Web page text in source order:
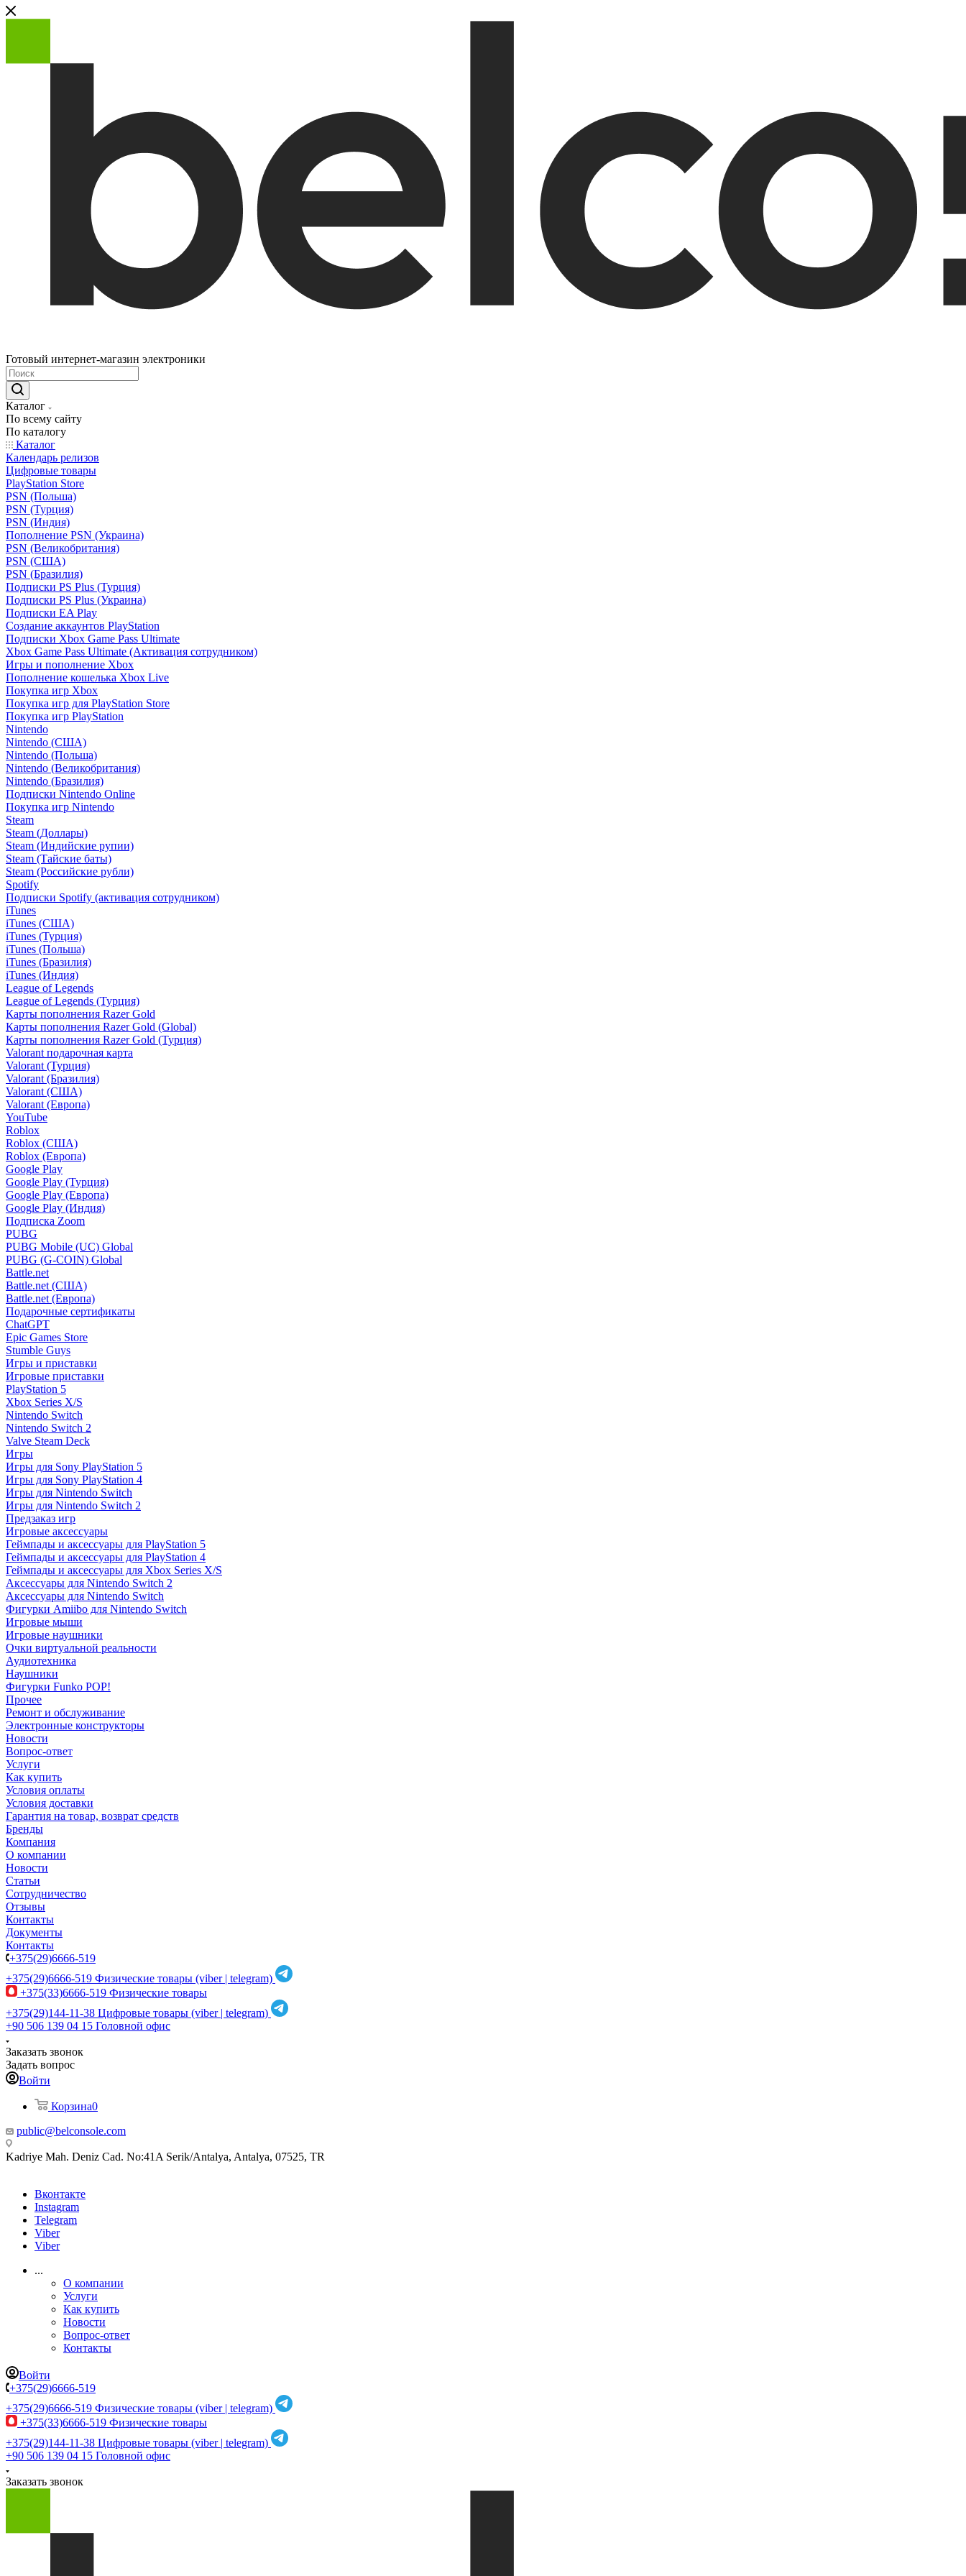
Готовый интернет-магазин электроники
Каталог
По всему сайту
По каталогу
Каталог
Календарь релизов
Цифровые товары
PlayStation Store
PSN (Польша)
PSN (Турция)
PSN (Индия)
Пополнение PSN (Украина)
PSN (Великобритания)
PSN (США)
PSN (Бразилия)
Подписки PS Plus (Турция)
Подписки PS Plus (Украина)
Подписки EA Play
Создание аккаунтов PlayStation
Подписки Xbox Game Pass Ultimate
Xbox Game Pass Ultimate (Активация сотрудником)
Игры и пополнение Xbox
Пополнение кошелька Xbox Live
Покупка игр Xbox
Покупка игр для PlayStation Store
Покупка игр PlayStation
Nintendo
Nintendo (США)
Nintendo (Польша)
Nintendo (Великобритания)
Nintendo (Бразилия)
Подписки Nintendo Online
Покупка игр Nintendo
Steam
Steam (Доллары)
Steam (Индийские рупии)
Steam (Тайские баты)
Steam (Российские рубли)
Spotify
Подписки Spotify (активация сотрудником)
iTunes
iTunes (США)
iTunes (Турция)
iTunes (Польша)
iTunes (Бразилия)
iTunes (Индия)
League of Legends
League of Legends (Турция)
Карты пополнения Razer Gold
Карты пополнения Razer Gold (Global)
Карты пополнения Razer Gold (Турция)
Valorant подарочная карта
Valorant (Турция)
Valorant (Бразилия)
Valorant (США)
Valorant (Европа)
YouTube
Roblox
Roblox (США)
Roblox (Европа)
Google Play
Google Play (Турция)
Google Play (Европа)
Google Play (Индия)
Подписка Zoom
PUBG
PUBG Mobile (UC) Global
PUBG (G-COIN) Global
Battle.net
Battle.net (США)
Battle.net (Европа)
Подарочные сертификаты
ChatGPT
Epic Games Store
Stumble Guys
Игры и приставки
Игровые приставки
PlayStation 5
Xbox Series X/S
Nintendo Switch
Nintendo Switch 2
Valve Steam Deck
Игры
Игры для Sony PlayStation 5
Игры для Sony PlayStation 4
Игры для Nintendo Switch
Игры для Nintendo Switch 2
Предзаказ игр
Игровые аксессуары
Геймпады и аксессуары для PlayStation 5
Геймпады и аксессуары для PlayStation 4
Геймпады и аксессуары для Xbox Series X/S
Аксессуары для Nintendo Switch 2
Аксессуары для Nintendo Switch
Фигурки Amiibo для Nintendo Switch
Игровые мыши
Игровые наушники
Очки виртуальной реальности
Аудиотехника
Наушники
Фигурки Funko POP!
Прочее
Ремонт и обслуживание
Электронные конструкторы
Новости
Вопрос-ответ
Услуги
Как купить
Условия оплаты
Условия доставки
Гарантия на товар, возврат средств
Бренды
Компания
О компании
Новости
Статьи
Сотрудничество
Отзывы
Контакты
Документы
Контакты
+375(29)6666-519
+375(29)6666-519 Физические товары (viber | telegram)
+375(33)6666-519 Физические товары
+375(29)144-11-38 Цифровые товары (viber | telegram)
+90 506 139 04 15 Головной офис
Заказать звонок
Задать вопрос
Войти
Корзина0
public@belconsole.com
Kadriye Mah. Deniz Cad. No:41A Serik/Antalya, Antalya, 07525, TR
Вконтакте
Instagram
Telegram
Viber
Viber
...
О компании
Услуги
Как купить
Новости
Вопрос-ответ
Контакты
Войти
+375(29)6666-519
+375(29)6666-519 Физические товары (viber | telegram)
+375(33)6666-519 Физические товары
+375(29)144-11-38 Цифровые товары (viber | telegram)
+90 506 139 04 15 Головной офис
Заказать звонок